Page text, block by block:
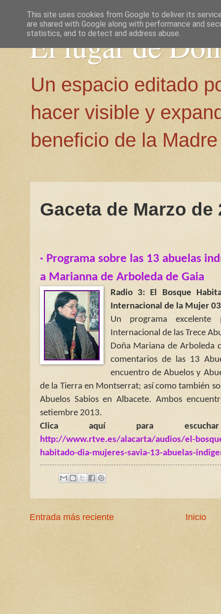
El lugar de
Un espacio editado
hacer visible y
beneficio de la
Gaceta de Marzo de
· Programa sobre las 13 abuelas
a Marianna de Arboleda de Gaia
Radio 3: El Bosque
Internacional de la Mujer
Un programa excelente
Internacional de las Trece
Doña Mariana de Arboleda
comentarios de las 13
encuentro de Abuelos y
de la Tierra en Montserrat; así como también
Abuelos Sabios en Albacete. Ambos
setiembre 2013.
Clica aquí para
http://www.rtve.es/alacarta/audios/el-
habitado-dia-mujeres-savia-13-abuelas-
Entrada más reciente Inicio
This site uses cookies from Google to deliver its
are shared with Google along with performance and
statistics, and to detect and address abuse.